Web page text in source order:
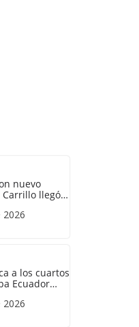
nuevo
llegó a
a los cuartos
Ecuador